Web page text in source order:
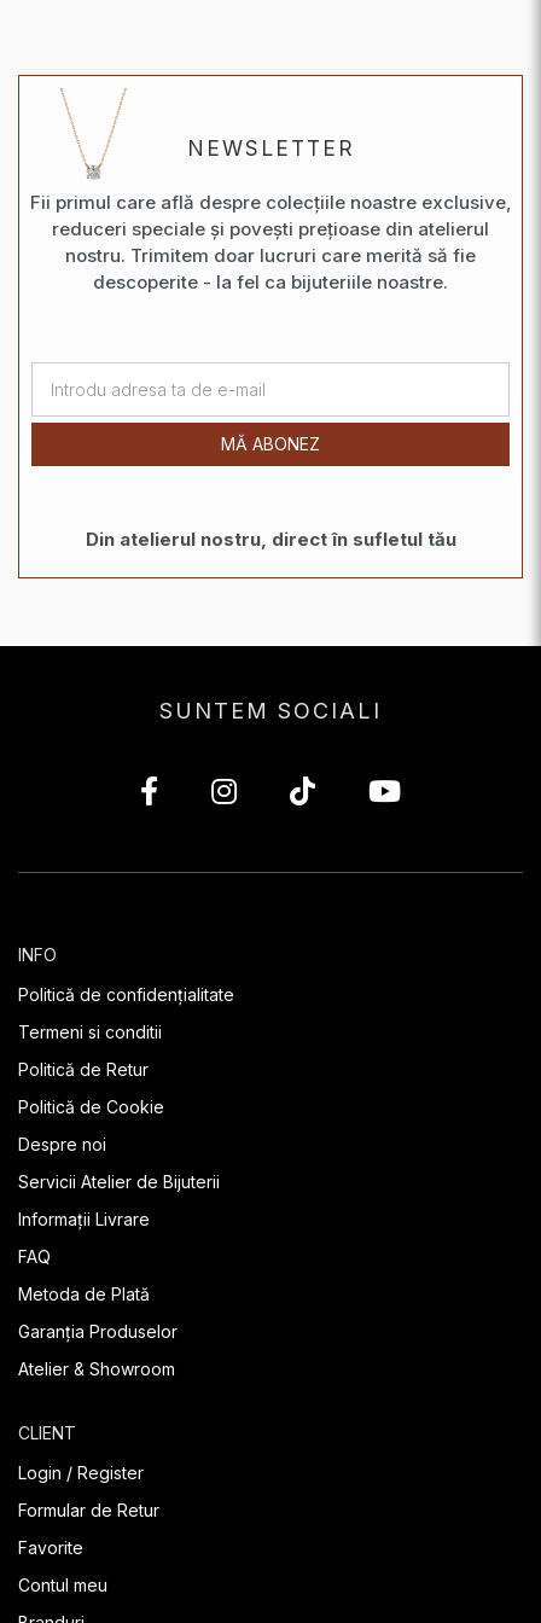
NEWSLETTER
Fii primul care află despre colecțiile noastre exclusive,
reduceri speciale și povești prețioase din atelierul
nostru. Trimitem doar lucruri care merită să fie
descoperite - la fel ca bijuteriile noastre.
MĂ ABONEZ
Din atelierul nostru, direct în sufletul tău
SUNTEM SOCIALI
INFO
Politică de confidențialitate
Termeni si conditii
Politică de Retur
Politică de Cookie
Despre noi
Servicii Atelier de Bijuterii
Informații Livrare
FAQ
Metoda de Plată
Garanția Produselor
Atelier & Showroom
CLIENT
Login / Register
Formular de Retur
Favorite
Contul meu